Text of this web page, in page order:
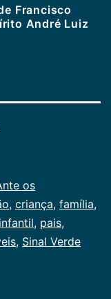
Francisco
André Luiz
os
, criança, família,
infantil, pais,
, Sinal Verde